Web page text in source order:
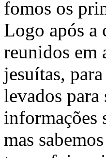
fomos os
Logo após a
reunidos em
jesuítas,
levados para
informações
mas